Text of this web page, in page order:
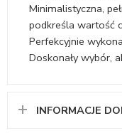
Minimalistyczna,
podkreśla wartość
Perfekcyjnie
Doskonały wybór,
INFORMACJE